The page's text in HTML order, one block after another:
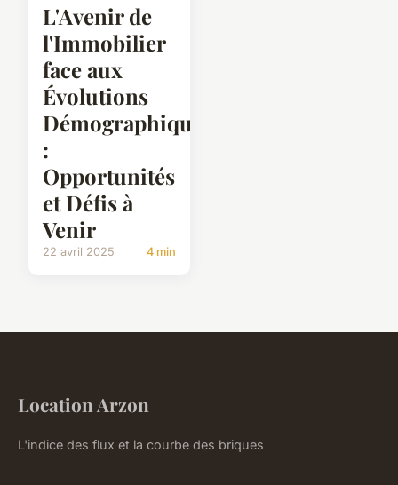
L'Avenir de
l'Immobilier
face aux
Évolutions
Démographiques
:
Opportunités
et Défis à
Venir
22 avril 2025 4 min
Location Arzon
L'indice des flux et la courbe des briques